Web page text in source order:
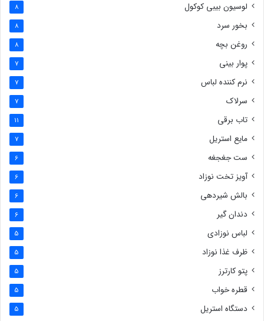
لوسیون بیبی کوکول 8
بخور سرد 8
روغن بچه 8
پوار بینی 7
نرم کننده لباس 7
سرلاک 7
تاب برقی 11
مایع استریل 7
ست جغجغه 6
آویز تخت نوزاد 6
بالش شیردهی 6
دندان گیر 6
لباس نوزادی 5
ظرف غذا نوزاد 5
پتو کارترز 5
قطره خواب 5
دستگاه استریل 5